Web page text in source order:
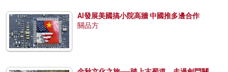
AI發展美國搞小院高牆 中國推多邊合作
關品方